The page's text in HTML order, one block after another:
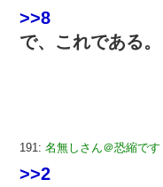
>>8
で、これである。
191: 名無しさん＠恐縮です
>>2